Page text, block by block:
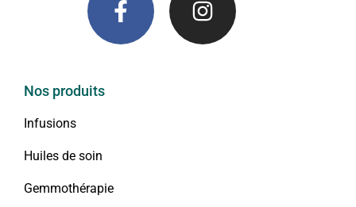
Nos produits
Infusions
Huiles de soin
Gemmothérapie